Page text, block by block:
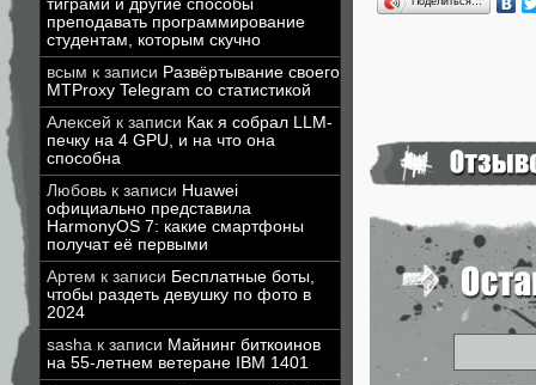
тиграми и другие способы
преподавать программирование
студентам, которым скучно
всым к записи Развёртывание своего
MTProxy Telegram со статистикой
Алексей к записи Как я собрал LLM-
печку на 4 GPU, и на что она
способна
Любовь к записи Huawei
официально представила
HarmonyOS 7: какие смартфоны
получат её первыми
Артем к записи Бесплатные боты,
чтобы раздеть девушку по фото в
2024
sasha к записи Майнинг биткоинов
на 55-летнем ветеране IBM 1401